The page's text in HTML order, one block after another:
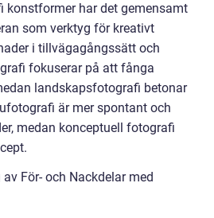
konstformer har det gemensamt
som verktyg för kreativt
i tillvägagångssätt och
fokuserar på att fånga
landskapsfotografi betonar
är mer spontant och
medan konceptuell fotografi
För- och Nackdelar med